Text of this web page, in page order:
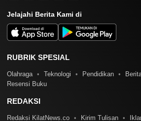
Jelajahi Berita Kami di
RUBRIK SPESIAL
Olahraga Teknologi Pendidikan
Resensi Buku
REDAKSI
Redaksi KilatNews.co Kirim Tulisan